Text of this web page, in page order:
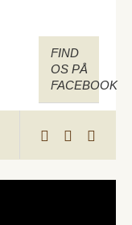
FIND
OS PÅ
FACEBOOK